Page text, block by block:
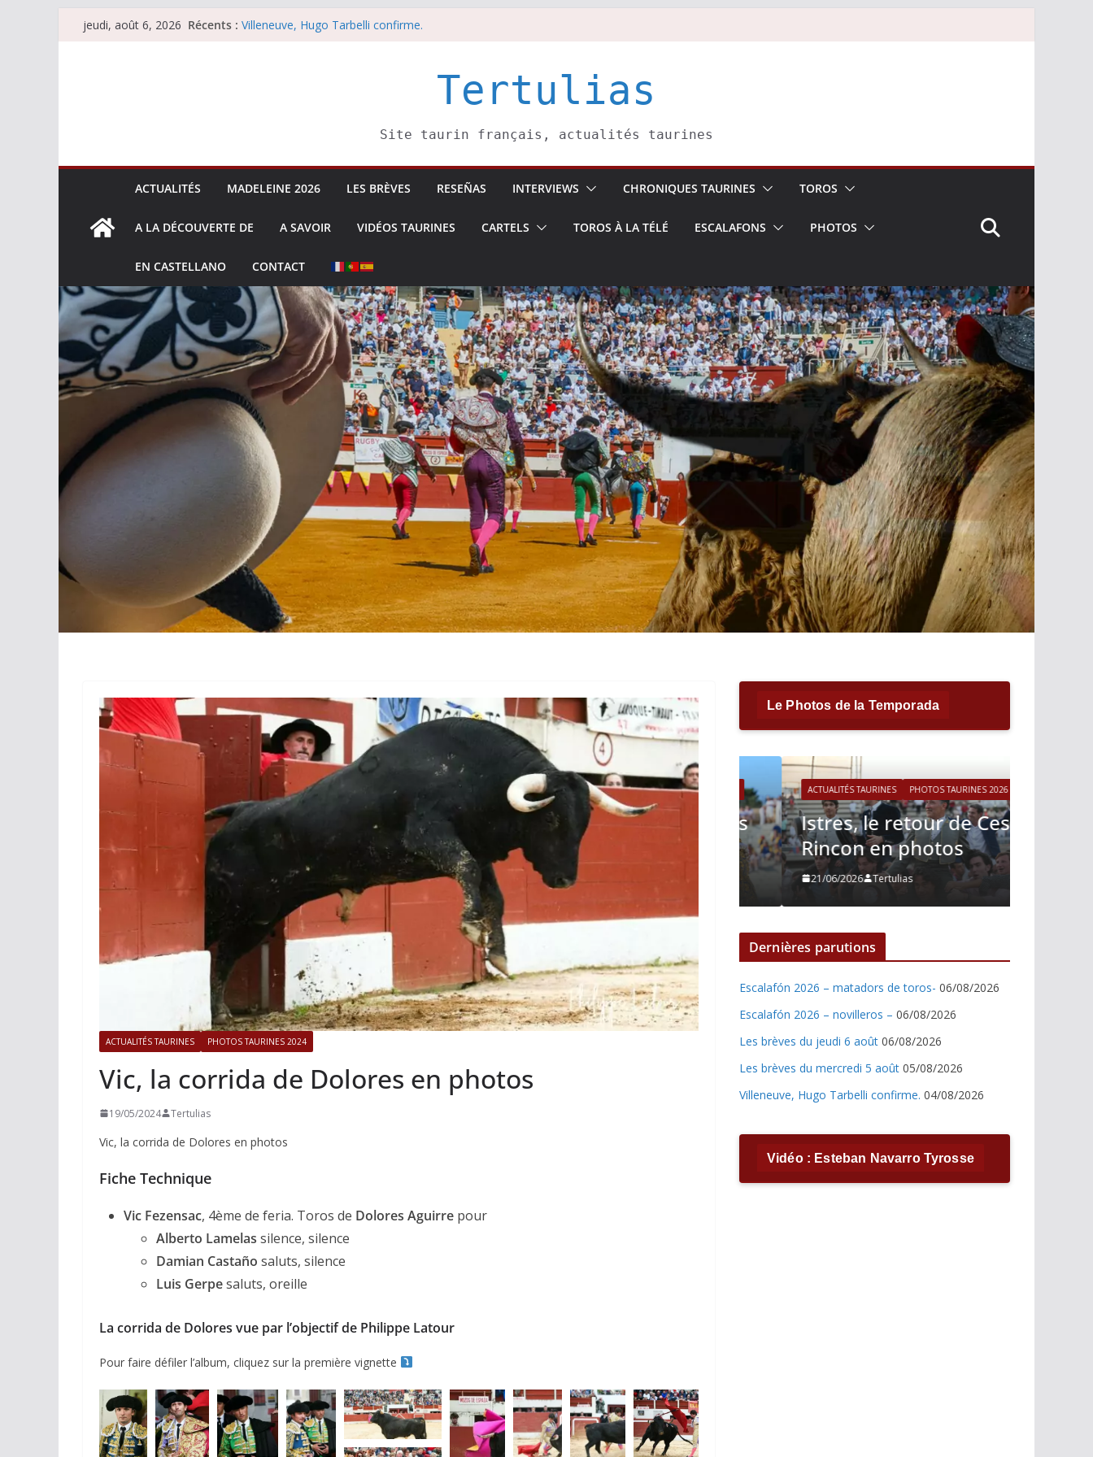
Passerjeudi, août 6, 2026 Récents : Villeneuve, Hugo Tarbelli confirme.
Tertulias
Site taurin français, actualités taurines
ACTUALITÉS MADELEINE 2026 LES BRÈVES RESEÑAS INTERVIEWS CHRONIQUES TAURINES TOROS
A LA DÉCOUVERTE DE A SAVOIR VIDÉOS TAURINES CARTELS TOROS À LA TÉLÉ ESCALAFONS PHOTOS
EN CASTELLANO CONTACT
ACTUALITÉS TAURINES PHOTOS TAURINES 2024
Vic, la corrida de Dolores en photos
19/05/2024 Tertulias
Vic, la corrida de Dolores en photos
Fiche Technique
Vic Fezensac, 4ème de feria. Toros de Dolores Aguirre pour
Alberto Lamelas silence, silence
Damian Castaño saluts, silence
Luis Gerpesaluts, oreille
La corrida de Dolores vue par l’objectif de Philippe Latour
Pour faire défiler l’album, cliquez sur la première vignette
Le Photos de la Temporada
ACTUALITÉS TAURINES PHOTOS TAURINES 2026
Istres, l’ouverture en
photos
19/06/2026 Tertulias
ACTUALITÉS TAURINES PHOTOS TAURINES 2026
Bayonne, la corrida des
fêtes en photos
17/07/2026 Tertulias
ACTUALITÉS TAURINES PHOTOS TAURINES 2026
Istres, le retour de Cesar
Rincon en photos
21/06/2026 Tertulias
Dernières parutions
Escalafón 2026 – matadors de toros- 06/08/2026
Escalafón 2026 – novilleros – 06/08/2026
Les brèves du jeudi 6 août 06/08/2026
Les brèves du mercredi 5 août 05/08/2026
Villeneuve, Hugo Tarbelli confirme. 04/08/2026
Vidéo : Esteban Navarro Tyrosse